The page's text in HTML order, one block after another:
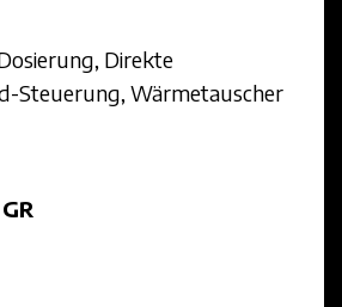
, Direkte
Steuerung, Wärmetauscher